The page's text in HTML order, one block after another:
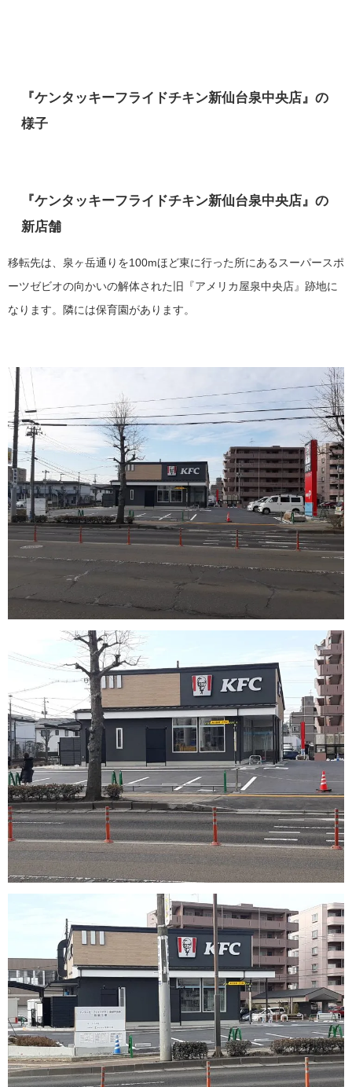
『ケンタッキーフライドチキン新仙台泉中央店』の
様子
『ケンタッキーフライドチキン新仙台泉中央店』の
新店舗
移転先は、泉ヶ岳通りを100mほど東に行った所にあるスーパースポ
ーツゼビオの向かいの解体された旧『アメリカ屋泉中央店』跡地に
なります。隣には保育園があります。